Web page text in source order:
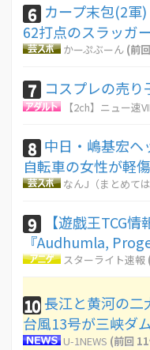
6 カープ末包(2
62打点のスラッガ
かーぷぶーん (前
7 コスプレの売
【2ch】ニュー速
8 中日・嶋基宏
自転車の女性が軽傷
なんJ（まとめて
9
【遊戯王TCG
『Audhumla,
スターライト速報
10長江と黄河の二
台風13号が三峡ダ
U-1NEWS (前回